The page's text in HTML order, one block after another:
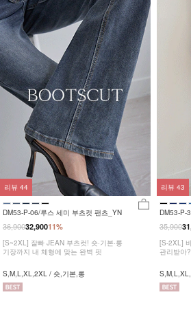
DM53-P-06/루스 세미 부츠컷 팬츠_YN
11%
36,90032,900
[S~2XL] 잘빠 JEAN 부츠컷! 숏·기본·롱
기장까지 내 체형에 맞는 완벽 핏
S,M,L,XL,2XL / 숏,기본,롱
리뷰 44
DM53-P-
츠_YN
35,900
[S-2XL]
관리받아
리뷰 43